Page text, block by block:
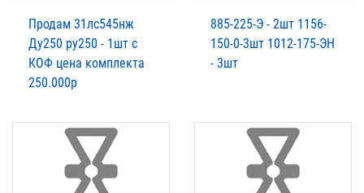
Продам 31лс545нж
Ду250 ру250 - 1шт с
КОФ цена комплекта
250.000р
885-225-Э - 2шт 1156-
150-0-3шт 1012-175-ЭН
- 3шт